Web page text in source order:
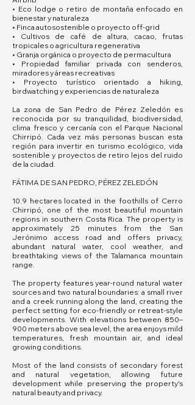
• Eco lodge o retiro de montaña enfocado en
bienestar y naturaleza
• Finca autosostenible o proyecto off-grid
• Cultivos de café de altura, cacao, frutas
tropicales o agricultura regenerativa
• Granja orgánica o proyecto de permacultura
• Propiedad familiar privada con senderos,
miradores y áreas recreativas
• Proyecto turístico orientado a hiking,
birdwatching y experiencias de naturaleza
La zona de San Pedro de Pérez Zeledón es
reconocida por su tranquilidad, biodiversidad,
clima fresco y cercanía con el Parque Nacional
Chirripó. Cada vez más personas buscan esta
región para invertir en turismo ecológico, vida
sostenible y proyectos de retiro lejos del ruido
de la ciudad.
FÁTIMA DE SAN PEDRO, PÉREZ ZELEDÓN
10.9 hectares located in the foothills of Cerro
Chirripó, one of the most beautiful mountain
regions in southern Costa Rica. The property is
approximately 25 minutes from the San
Jerónimo access road and offers privacy,
abundant natural water, cool weather, and
breathtaking views of the Talamanca mountain
range.
The property features year-round natural water
sources and two natural boundaries: a small river
and a creek running along the land, creating the
perfect setting for eco-friendly or retreat-style
developments. With elevations between 850–
900 meters above sea level, the area enjoys mild
temperatures, fresh mountain air, and ideal
growing conditions.
Most of the land consists of secondary forest
and natural vegetation, allowing future
development while preserving the property's
natural beauty and privacy.